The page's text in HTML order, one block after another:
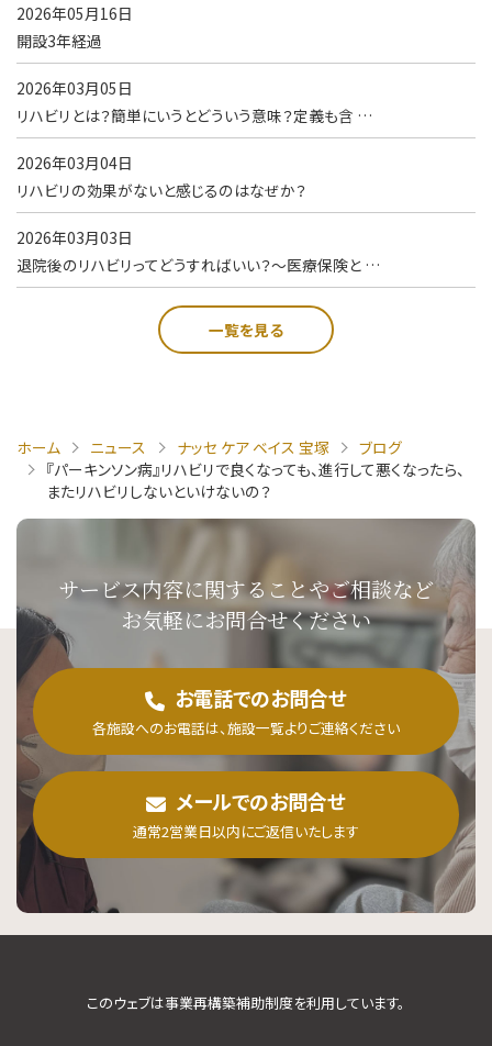
2026年05月16日
開設3年経過
2026年03月05日
リハビリとは？簡単にいうとどういう意味？定義も含 …
2026年03月04日
リハビリの効果がないと感じるのはなぜか？
2026年03月03日
退院後のリハビリってどうすればいい？～医療保険と …
一覧を見る
ホーム ニュース ナッセ ケア ベイス 宝塚
ブログ
『パーキンソン病』リハビリで良くなっても、進行して悪くなったら、
またリハビリしないといけないの？
サービス内容に関することやご相談など
お気軽にお問合せください
お電話でのお問合せ
各施設へのお電話は、施設一覧よりご連絡ください
メールでのお問合せ
通常2営業日以内にご返信いたします
このウェブは事業再構築補助制度を利用しています。